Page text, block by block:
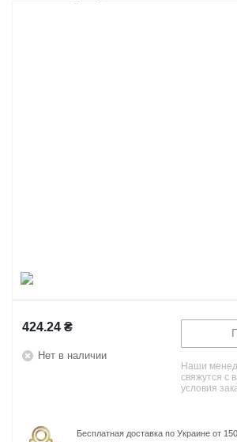
424.24 ₴
Нет в наличии
Наши
свяжутся с
условия
Бесплатная доставка по Украине от